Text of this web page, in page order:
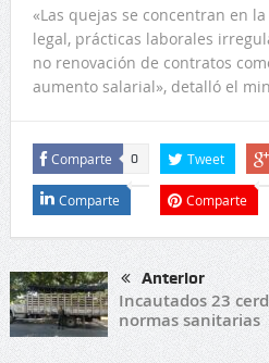
«Las quejas se concentran en
legal, prácticas laborales
no renovación de contratos
aumento salarial», detalló el
Comparte 0 Tweet
Comparte Comparte
Anterior
Incautados 23
normas sanitarias